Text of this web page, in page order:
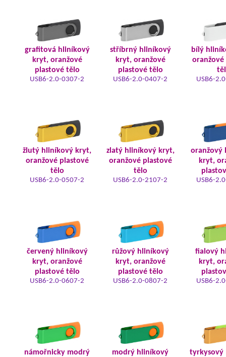
grafitová hliníkový
kryt, oranžové
plastové tělo
USB6-2.0-0307-2
stříbrný hliníkový
kryt, oranžové
plastové tělo
USB6-2.0-0407-2
bílý
oranžové
USB6-
žlutý hliníkový kryt,
oranžové plastové
tělo
USB6-2.0-0507-2
zlatý hliníkový kryt,
oranžové plastové
tělo
USB6-2.0-2107-2
oranžový
kryt,
USB6-
červený hliníkový
kryt, oranžové
plastové tělo
USB6-2.0-0607-2
růžový hliníkový
kryt, oranžové
plastové tělo
USB6-2.0-0807-2
fialový
kryt,
USB6-
námořnicky modrý
modrý hliníkový
tyrkysový